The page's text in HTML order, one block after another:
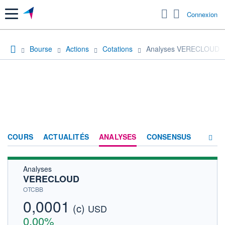
Menu Connexion
Bourse Actions Cotations Analyses VERECLOUD
COURS ACTUALITÉS ANALYSES CONSENSUS
Analyses
VERECLOUD
OTCBB
0,0001 (c) USD
0,00%